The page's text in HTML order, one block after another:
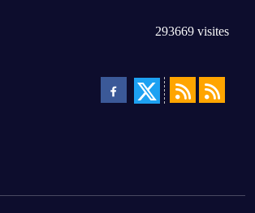
293669 visites